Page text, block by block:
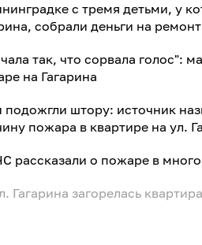
с тремя детьми, у
собрали деньги на ремонт
так, что сорвала голос":
на Гагарина
подожгли штору: источник
пожара в квартире на ул.
рассказали о пожаре в
Гагарина загорелась